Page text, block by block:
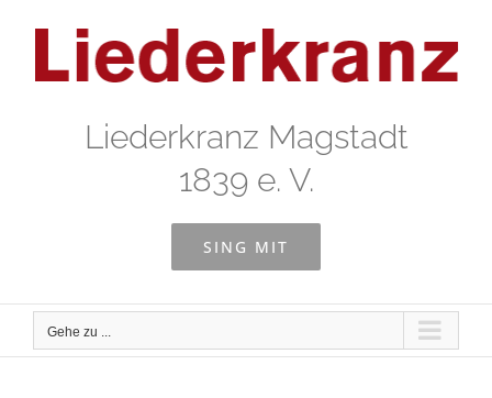
springen
Liederkranz Magstadt
1839 e. V.
SING MIT
Gehe zu ...